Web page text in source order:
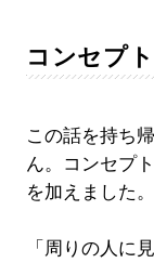
コンセプ
この話を持ち
ん。コンセプ
を加えました。
「周りの人に